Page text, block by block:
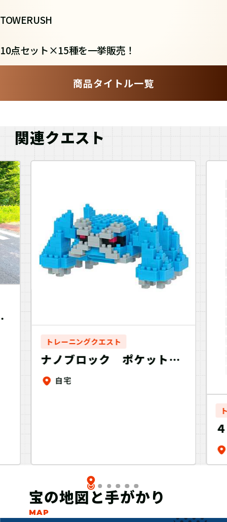
TOWERUSH
10点セット×15種を一挙販売！
商品タイトル一覧
関連クエスト
トレーニングクエスト
ナノブロック ポケットモ
ンスター メタグロス～おう
自宅
宝の地図と手がかり